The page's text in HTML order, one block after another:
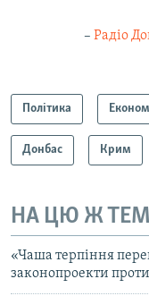
– Радіо
Політика
Донбас Крим
НА ЦЮ Ж
«Чаша терпіння
законопроекти